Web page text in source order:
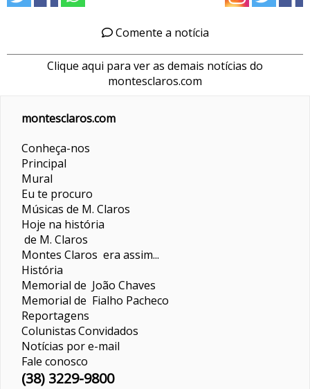
Comente a notícia
Clique aqui para ver as demais notícias do
montesclaros.com
montesclaros.com
Conheça-nos
Principal
Mural
Eu te procuro
Músicas de M. Claros
Hoje na história
de M. Claros
Montes Claros era assim...
História
Memorial de João Chaves
Memorial de Fialho Pacheco
Reportagens
ColunistasConvidados
Notícias por e-mail
Fale conosco
(38) 3229-9800